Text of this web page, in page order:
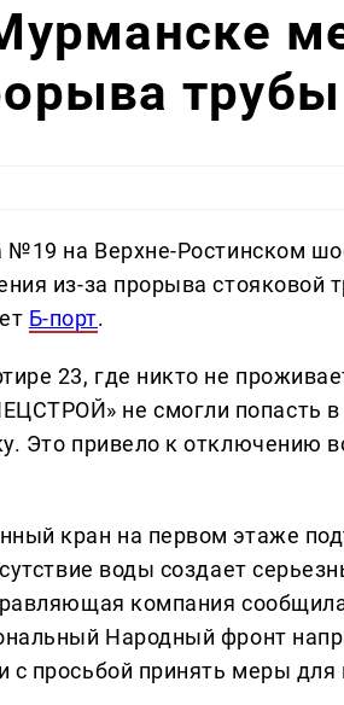
трубы
№19 на Верхне-Ростинском
из-за прорыва стояковой
Б-порт.
23, где никто не
не смогли попасть в
Это привело к отключению
кран на первом этаже
воды создает
компания
Народный фронт
с просьбой принять меры для